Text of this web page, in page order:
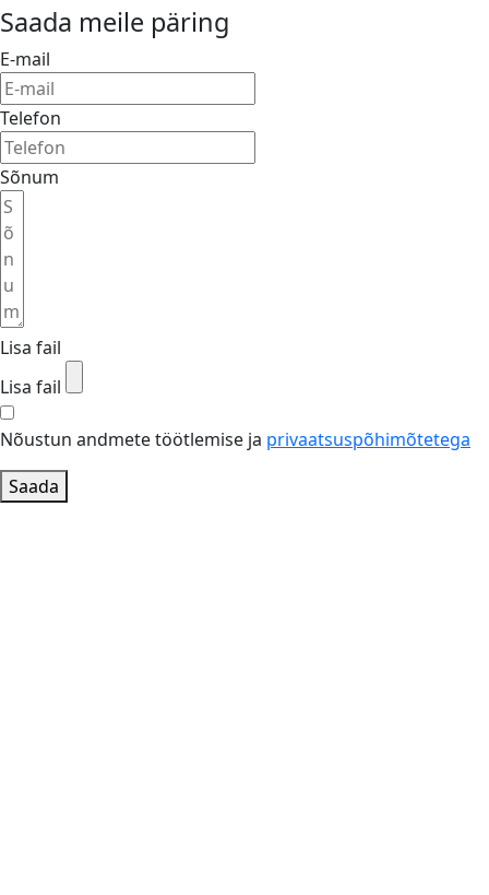
Saada meile päring
E-mail
Telefon
Sõnum
Lisa fail
Lisa fail
Nõustun andmete töötlemise ja privaatsuspõhimõtetega
Saada